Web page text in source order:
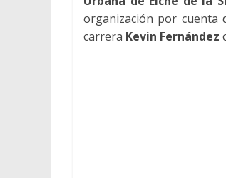
organización por cuenta
carrera Kevin Fernández